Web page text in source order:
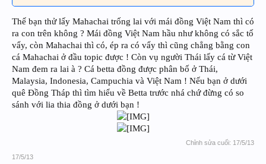
Thế bạn thử lấy Mahachai trống lai với mái đồng Việt Nam thì có
ra con trên không ? Mái đồng Việt Nam hầu như không có sắc tố
vẩy, còn Mahachai thì có, ép ra có vẩy thì cũng chẳng bằng con
cá Mahachai ở đầu topic được ! Còn vụ người Thái lấy cá từ Việt
Nam đem ra lai à ? Cá betta đồng được phân bố ở Thái,
Malaysia, Indonesia, Campuchia và Việt Nam ! Nếu bạn ở dưới
quê Đồng Tháp thì tìm hiểu về Betta trước nhá chứ đừng có so
sánh với lia thia đồng ở dưới bạn !
Chỉnh sửa cuối: 17/5/13
17/5/13